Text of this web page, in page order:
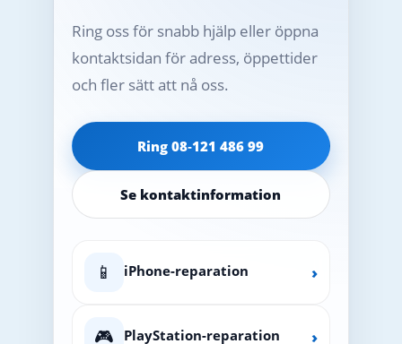
Ring oss för snabb hjälp eller öppna
kontaktsidan för adress, öppettider
och fler sätt att nå oss.
Ring 08‑121 486 99
Se kontaktinformation
📱 iPhone-reparation ›
🎮 PlayStation-reparation ›